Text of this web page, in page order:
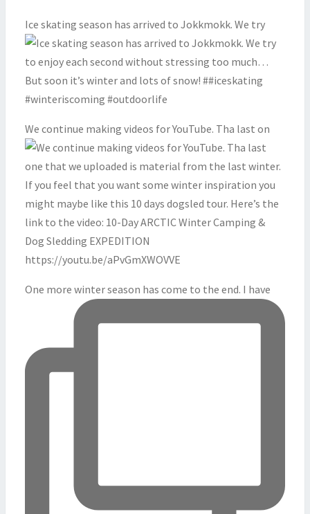
Ice skating season has arrived to Jokkmokk. We try
We continue making videos for YouTube. Tha last on
One more winter season has come to the end. I have